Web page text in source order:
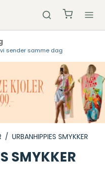
sender samme dag
/ URBANHIPPIES SMYKKER
SMYKKER